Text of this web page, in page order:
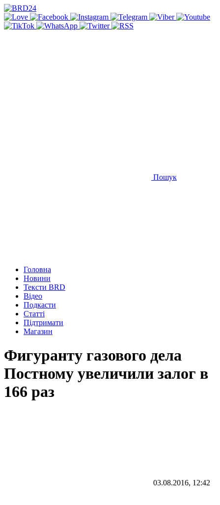
Пошук
Головна
Новини
Тексти BRD
Відео
Подкасти
Статті
Підтримати
Магазин
Фигуранту газового дела
Постному увеличили залог в
166 раз
03.08.2016, 12:42